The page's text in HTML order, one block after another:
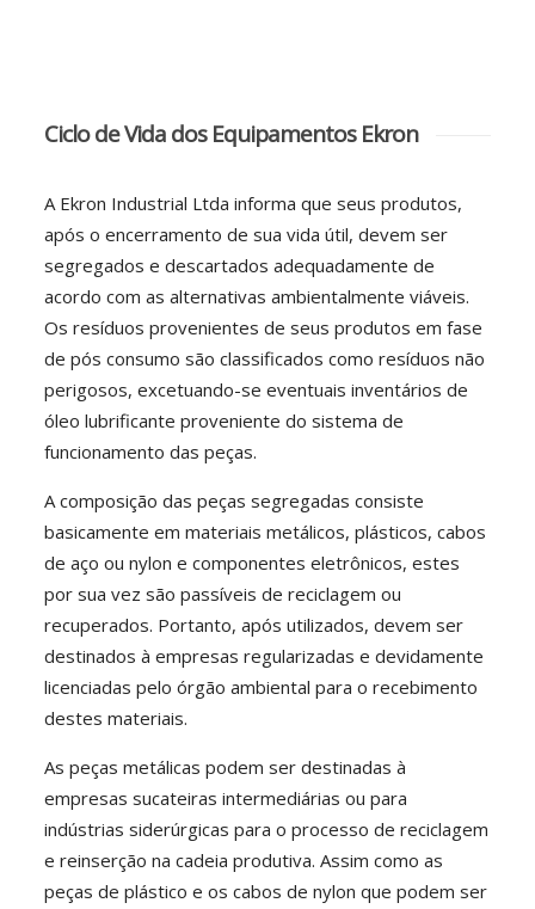
Ciclo de Vida dos Equipamentos Ekron
A Ekron Industrial Ltda informa que seus produtos,
após o encerramento de sua vida útil, devem ser
segregados e descartados adequadamente de
acordo com as alternativas ambientalmente viáveis.
Os resíduos provenientes de seus produtos em fase
de pós consumo são classificados como resíduos não
perigosos, excetuando-se eventuais inventários de
óleo lubrificante proveniente do sistema de
funcionamento das peças.
A composição das peças segregadas consiste
basicamente em materiais metálicos, plásticos, cabos
de aço ou nylon e componentes eletrônicos, estes
por sua vez são passíveis de reciclagem ou
recuperados. Portanto, após utilizados, devem ser
destinados à empresas regularizadas e devidamente
licenciadas pelo órgão ambiental para o recebimento
destes materiais.
As peças metálicas podem ser destinadas à
empresas sucateiras intermediárias ou para
indústrias siderúrgicas para o processo de reciclagem
e reinserção na cadeia produtiva. Assim como as
peças de plástico e os cabos de nylon que podem ser